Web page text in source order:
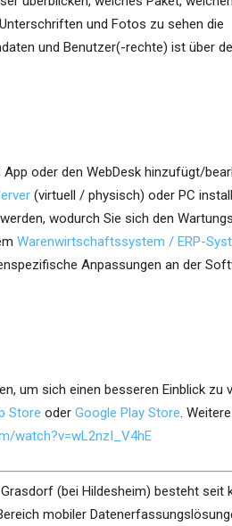
und Fotos zu sehen die
und Benutzer(-rechte) ist über
oder den WebDesk hinzufügt/
(virtuell / physisch) oder PC
wodurch Sie sich den
Warenwirtschaftssystem / ERP-
Anpassungen an der
um sich einen besseren Einblick zu
Store oder Google Play Store.
watch?v=wL2nzI_V4hE
(bei Hildesheim) besteht seit
mobiler